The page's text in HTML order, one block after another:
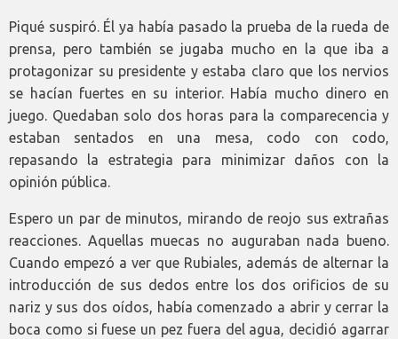
Piqué suspiró. Él ya había pasado la prueba de la rueda de
prensa, pero también se jugaba mucho en la que iba a
protagonizar su presidente y estaba claro que los nervios
se hacían fuertes en su interior. Había mucho dinero en
juego. Quedaban solo dos horas para la comparecencia y
estaban sentados en una mesa, codo con codo,
repasando la estrategia para minimizar daños con la
opinión pública.
Espero un par de minutos, mirando de reojo sus extrañas
reacciones. Aquellas muecas no auguraban nada bueno.
Cuando empezó a ver que Rubiales, además de alternar la
introducción de sus dedos entre los dos orificios de su
nariz y sus dos oídos, había comenzado a abrir y cerrar la
boca como si fuese un pez fuera del agua, decidió agarrar